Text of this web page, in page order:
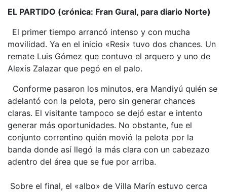
EL PARTIDO (crónica: Fran Gural, para diario Norte)
El primer tiempo arrancó intenso y con mucha
movilidad. Ya en el inicio «Resi» tuvo dos chances. Un
remate Luis Gómez que contuvo el arquero y uno de
Alexis Zalazar que pegó en el palo.
Conforme pasaron los minutos, era Mandiyú quién se
adelantó con la pelota, pero sin generar chances
claras. El visitante tampoco se dejó estar e intento
generar más oportunidades. No obstante, fue el
conjunto correntino quién movió la pelota por la
banda donde así llegó la más clara con un cabezazo
adentro del área que se fue por arriba.
Sobre el final, el «albo» de Villa Marín estuvo cerca